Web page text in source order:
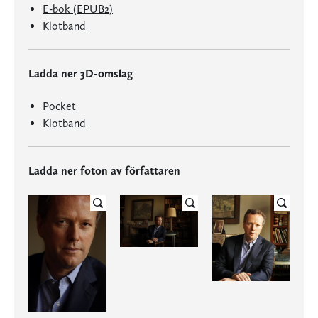
E-bok (EPUB2)
Klotband
Ladda ner 3D-omslag
Pocket
Klotband
Ladda ner foton av författaren